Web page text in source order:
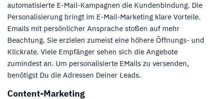
automatisierte E-Mail-Kampagnen die Kundenbindung. Die
Personalisierung bringt im E-Mail-Marketing klare Vorteile.
Emails mit persönlicher Ansprache stoßen auf mehr
Beachtung. Sie erzielen zumeist eine höhere Öffnungs- und
Klickrate. Viele Empfänger sehen sich die Angebote
zumindest an. Um personalisierte EMails zu versenden,
benötigst Du die Adressen Deiner Leads.
Content-Marketing